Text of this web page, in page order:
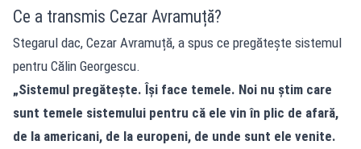
Ce a transmis Cezar Avramuță?
Stegarul dac, Cezar Avramuță, a spus ce pregătește sistemul
pentru Călin Georgescu.
„Sistemul pregătește. Își face temele. Noi nu știm care
sunt temele sistemului pentru că ele vin în plic de afară,
de la americani, de la europeni, de unde sunt ele venite.